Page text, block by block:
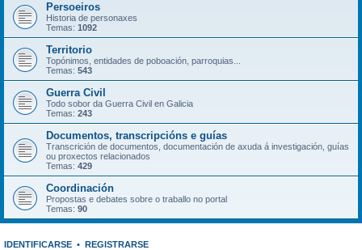
Persoeiros
Historia de personaxes
Temas: 1092
Territorio
Topónimos, entidades de poboación, parroquias...
Temas: 543
Guerra Civil
Todo sobor da Guerra Civil en Galicia
Temas: 243
Documentos, transcripcións e guías
Transcrición de documentos, documentación de axuda á investigación, guías
ou proxectos relacionados
Temas: 429
Coordinación
Propostas e debates sobre o traballo no portal
Temas: 90
IDENTIFICARSE • REGISTRARSE